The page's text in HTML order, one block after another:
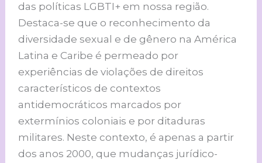
das políticas LGBTI+ em nossa região.
Destaca-se que o reconhecimento da
diversidade sexual e de gênero na América
Latina e Caribe é permeado por
experiências de violações de direitos
característicos de contextos
antidemocráticos marcados por
extermínios coloniais e por ditaduras
militares. Neste contexto, é apenas a partir
dos anos 2000, que mudanças jurídico-